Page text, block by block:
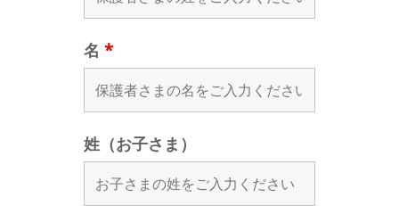
名 *
姓（お子さま）